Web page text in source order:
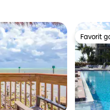
Favorit
Favorit